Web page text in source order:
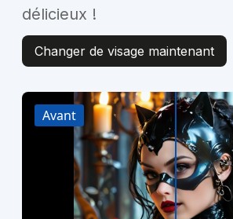
délicieux !
Changer de visage maintenant
Avant